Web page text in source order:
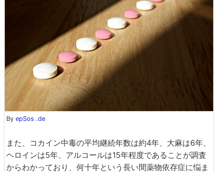
By epSos .de
また、コカイン中毒の平均継続年数は約4年、大麻は6年、
ヘロインは5年、アルコールは15年程度であることが調査
からわかっており、何十年という長い間薬物依存症に悩ま